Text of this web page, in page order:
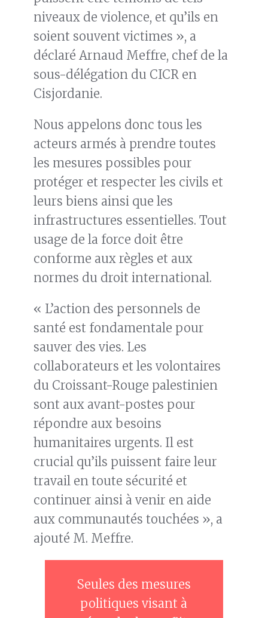
niveaux de violence, et qu’ils en
soient souvent victimes », a
déclaré Arnaud Meffre, chef de la
sous-délégation du CICR en
Cisjordanie.
Nous appelons donc tous les
acteurs armés à prendre toutes
les mesures possibles pour
protéger et respecter les civils et
leurs biens ainsi que les
infrastructures essentielles. Tout
usage de la force doit être
conforme aux règles et aux
normes du droit international.
« L’action des personnels de
santé est fondamentale pour
sauver des vies. Les
collaborateurs et les volontaires
du Croissant-Rouge palestinien
sont aux avant-postes pour
répondre aux besoins
humanitaires urgents. Il est
crucial qu’ils puissent faire leur
travail en toute sécurité et
continuer ainsi à venir en aide
aux communautés touchées », a
ajouté M. Meffre.
Seules des mesures
politiques visant à